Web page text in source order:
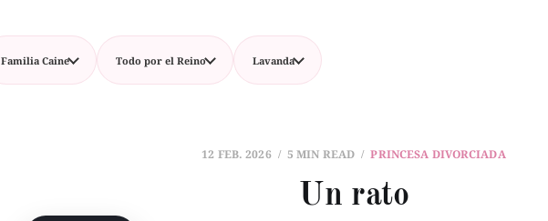
Familia Caine Todo por el Reino Lavanda
12 FEB. 2026 5 MIN READ PRINCESA DIVORCIADA
Un rato